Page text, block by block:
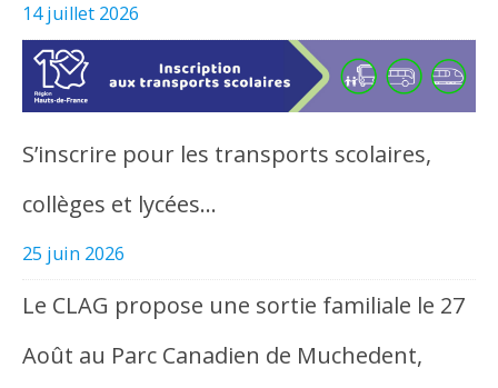
14 juillet 2026
S’inscrire pour les transports scolaires,
collèges et lycées…
25 juin 2026
Le CLAG propose une sortie familiale le 27
Août au Parc Canadien de Muchedent,